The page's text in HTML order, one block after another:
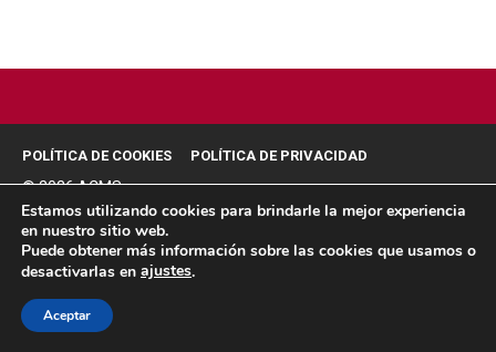
POLÍTICA DE COOKIES POLÍTICA DE PRIVACIDAD
© 2026 ACMS.
Estamos utilizando cookies para brindarle la mejor experiencia
en nuestro sitio web.
Puede obtener más información sobre las cookies que usamos o
desactivarlas en ajustes.
Aceptar